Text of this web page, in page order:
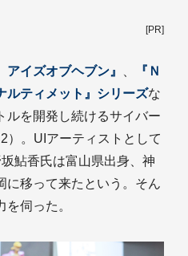
[PR]
イズオブヘブン』
『Ｎ
ティメット』シリーズな
ルを開発し続けるサイバー
）。UIアーティストとして
鮎香氏は富山県出身、神
に移って来たという。そん
伺った。